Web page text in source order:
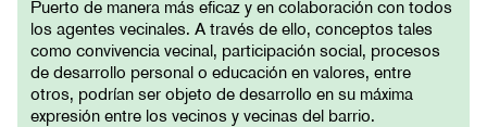
Puerto de manera más eficaz y en colaboración con todos
los agentes vecinales. A través de ello, conceptos tales
como convivencia vecinal, participación social, procesos
de desarrollo personal o educación en valores, entre
otros, podrían ser objeto de desarrollo en su máxima
expresión entre los vecinos y vecinas del barrio.